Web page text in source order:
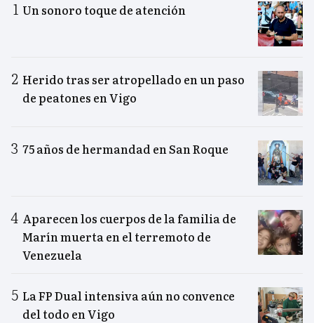
Un sonoro toque de atención
Herido tras ser atropellado en un paso
de peatones en Vigo
75 años de hermandad en San Roque
Aparecen los cuerpos de la familia de
Marín muerta en el terremoto de
Venezuela
La FP Dual intensiva aún no convence
del todo en Vigo